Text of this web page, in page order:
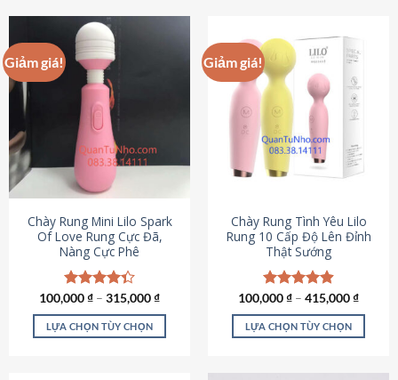
nhiều
biến
thể.
Các
chọn
thể
chọn
trên
trang
sản
phẩm
Giảm giá!
Chày Rung Mini Lilo Spark
Of Love Rung Cực Đã,
Nàng Cực Phê
Được xếp
hạng4.33
5 sao
100,000₫ – 315,000₫
LỰA CHỌN TÙY CHỌN
Giảm giá!
Chày Rung Tình Yêu Lilo
Rung 10 Cấp Độ Lên Đỉnh
Thật Sướng
Được xếp
hạng4.94
5 sao
100,000₫ – 415,000₫
LỰA CHỌN TÙY CHỌN